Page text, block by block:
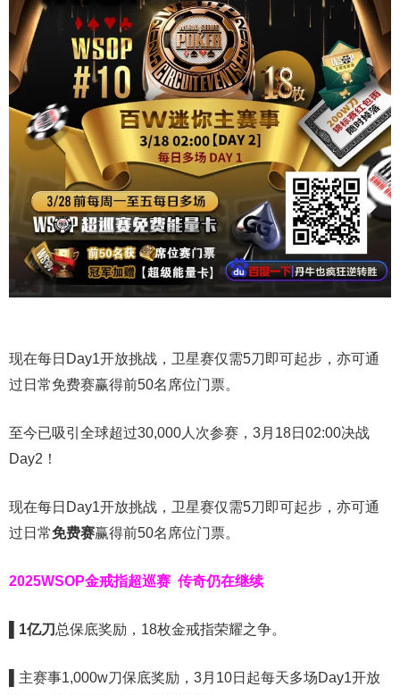
现在每日Day1开放挑战，卫星赛仅需5刀即可起步，亦可通
过日常免费赛赢得前50名席位门票。
至今已吸引全球超过30,000人次参赛，3月18日02:00决战
Day2！
现在每日Day1开放挑战，卫星赛仅需5刀即可起步，亦可通
过日常免费赛赢得前50名席位门票。
2025WSOP金戒指超巡赛 传奇仍在继续
1亿刀 总保底奖励，18枚金戒指荣耀之争。
主赛事1,000w刀保底奖励，3月10日起每天多场Day1开放